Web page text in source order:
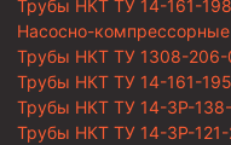
Трубы НКТ ТУ 14-161-
Насосно-
Трубы НКТ ТУ 1308-206-
Трубы НКТ ТУ 14-161-
Трубы НКТ ТУ 14-3Р-
Трубы НКТ ТУ 14-3Р-121-